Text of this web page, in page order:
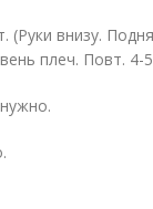
(Руки внизу.
плеч. Повт. 4-